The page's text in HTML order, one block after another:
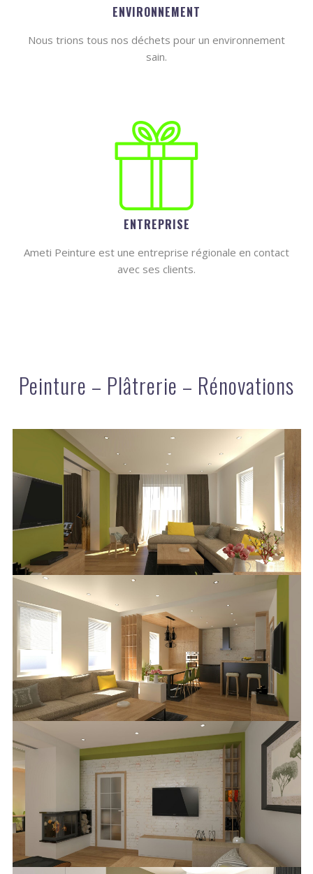
ENVIRONNEMENT
Nous trions tous nos déchets pour un environnement
sain.
ENTREPRISE
Ameti Peinture est une entreprise régionale en contact
avec ses clients.
Peinture – Plâtrerie – Rénovations